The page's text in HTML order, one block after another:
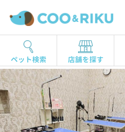
ペット検索 店舗を探す